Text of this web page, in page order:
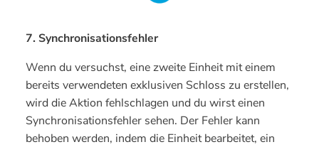
7. Synchronisationsfehler
Wenn du versuchst, eine zweite Einheit mit einem
bereits verwendeten exklusiven Schloss zu erstellen,
wird die Aktion fehlschlagen und du wirst einen
Synchronisationsfehler sehen. Der Fehler kann
behoben werden, indem die Einheit bearbeitet, ein